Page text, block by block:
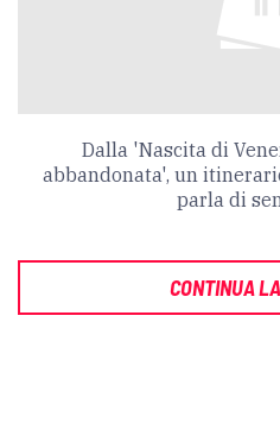
Dalla 'Nascita di
abbandonata', un
parla di
CONTINUA